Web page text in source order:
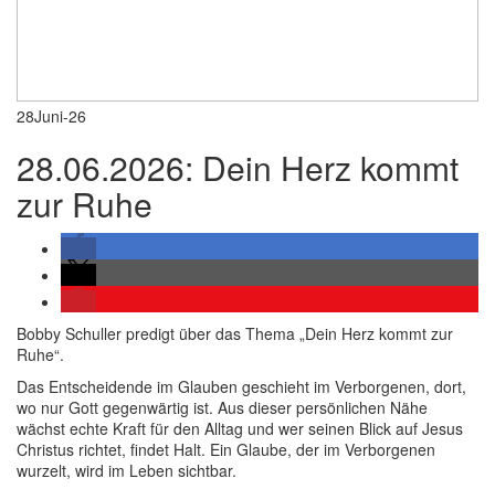
28Juni-26
28.06.2026: Dein Herz kommt
zur Ruhe
Bobby Schuller predigt über das Thema „Dein Herz kommt zur
Ruhe“.
Das Entscheidende im Glauben geschieht im Verborgenen, dort,
wo nur Gott gegenwärtig ist. Aus dieser persönlichen Nähe
wächst echte Kraft für den Alltag und wer seinen Blick auf Jesus
Christus richtet, findet Halt. Ein Glaube, der im Verborgenen
wurzelt, wird im Leben sichtbar.